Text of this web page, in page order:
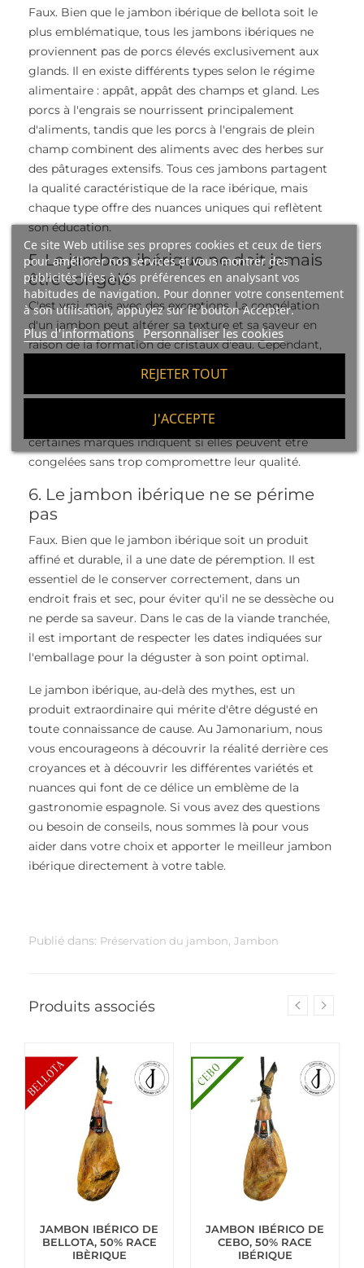
Ce site Web utilise ses propres cookies et ceux de tiers
pour améliorer nos services et vous montrer des
publicités liées à vos préférences en analysant vos
habitudes de navigation. Pour donner votre consentement
à son utilisation, appuyez sur le bouton Accepter.
Plus d'informations Personnaliser les cookies
REJETER TOUT
J'ACCEPTE
Faux. Bien que le jambon ibérique de bellota soit le
plus emblématique, tous les jambons ibériques ne
proviennent pas de porcs élevés exclusivement aux
glands. Il en existe différents types selon le régime
alimentaire : appât, appât des champs et gland. Les
porcs à l'engrais se nourrissent principalement
d'aliments, tandis que les porcs à l'engrais de plein
champ combinent des aliments avec des herbes sur
des pâturages extensifs. Tous ces jambons partagent
la qualité caractéristique de la race ibérique, mais
chaque type offre des nuances uniques qui reflètent
son éducation.
5. Le jambon ibérique ne doit jamais
être congelé
C'est vrai, mais avec des exceptions. La congélation
d'un jambon peut altérer sa texture et sa saveur en
raison de la formation de cristaux d'eau. Cependant,
mettre sous vide et à le décongeler lentement, de
préférence au réfrigérateur. Dans le cas des
enveloppes de jambon déjà découpé et emballé,
certaines marques indiquent si elles peuvent être
congelées sans trop compromettre leur qualité.
6. Le jambon ibérique ne se périme
pas
Faux. Bien que le jambon ibérique soit un produit
affiné et durable, il a une date de péremption. Il est
essentiel de le conserver correctement, dans un
endroit frais et sec, pour éviter qu'il ne se dessèche ou
ne perde sa saveur. Dans le cas de la viande tranchée,
il est important de respecter les dates indiquées sur
l'emballage pour la déguster à son point optimal.
Le jambon ibérique, au-delà des mythes, est un
produit extraordinaire qui mérite d'être dégusté en
toute connaissance de cause. Au Jamonarium, nous
vous encourageons à découvrir la réalité derrière ces
croyances et à découvrir les différentes variétés et
nuances qui font de ce délice un emblème de la
gastronomie espagnole. Si vous avez des questions
ou besoin de conseils, nous sommes là pour vous
aider dans votre choix et apporter le meilleur jambon
ibérique directement à votre table.
Publié dans: Préservation du jambon Jambon
Produits associés
JAMBON IBÉRICO DE
BELLOTA, 50% RACE
IBÈRIQUE
JAMBON IBÉRICO DE
CEBO, 50% RACE
IBÉRIQUE